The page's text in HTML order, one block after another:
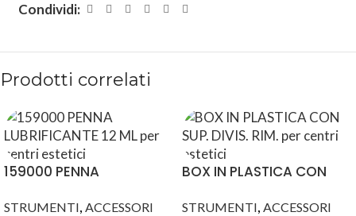
Condividi:
Prodotti correlati
159000 PENNA
STRUMENTI, ACCESSORI
BOX IN PLASTICA CON
STRUMENTI, ACCESSORI